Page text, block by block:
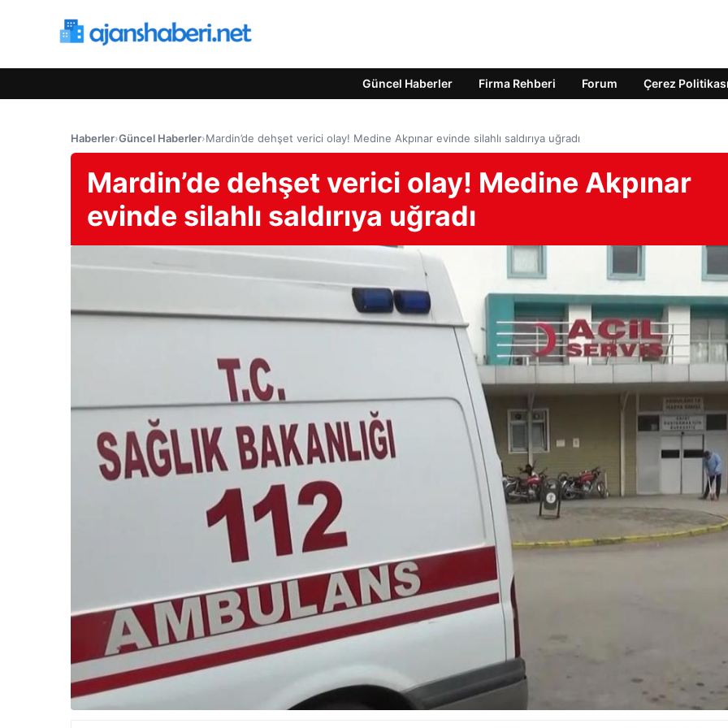
Güncel Haberler Firma Rehberi Forum Çerez Politikası
Haberler›Güncel Haberler›Mardin’de dehşet verici olay! Medine Akpınar evinde silahlı saldırıya uğradı
Mardin’de dehşet verici olay! Medine Akpınar
evinde silahlı saldırıya uğradı